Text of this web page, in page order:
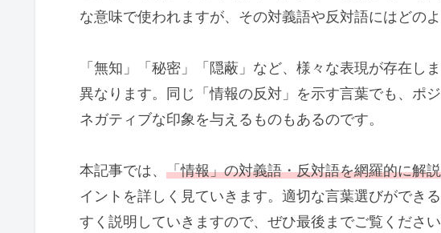
な意味で使われますが、その対義語や反対語にはどの
「無知」「秘密」「隠蔽」など、様々な表現が存在し
異なります。同じ「情報の反対」を示す言葉でも、ポ
ネガティブな印象を与えるものもあるのです。
本記事では、 「情報」の対義語・反対語を網羅的に解説
イントを詳しく見ていきます。適切な言葉選びができ
すく説明していきますので、ぜひ最後までご覧ください